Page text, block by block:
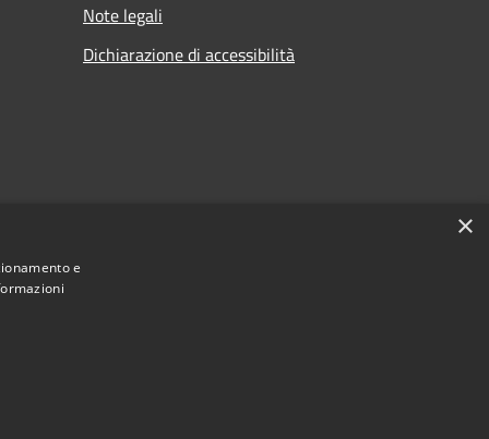
Note legali
Dichiarazione di accessibilità
di Visco • Powered by
×
e